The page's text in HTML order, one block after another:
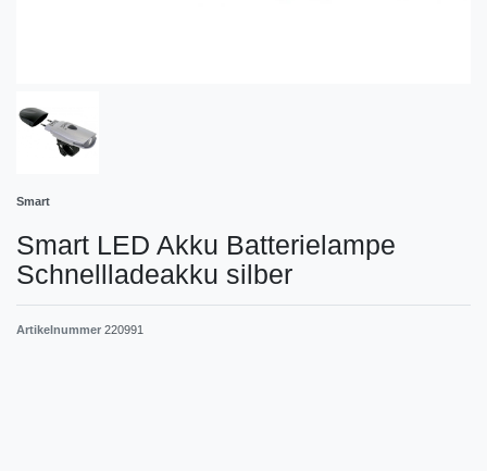
Smart
Smart LED Akku Batterielampe
Schnellladeakku silber
Artikelnummer 220991